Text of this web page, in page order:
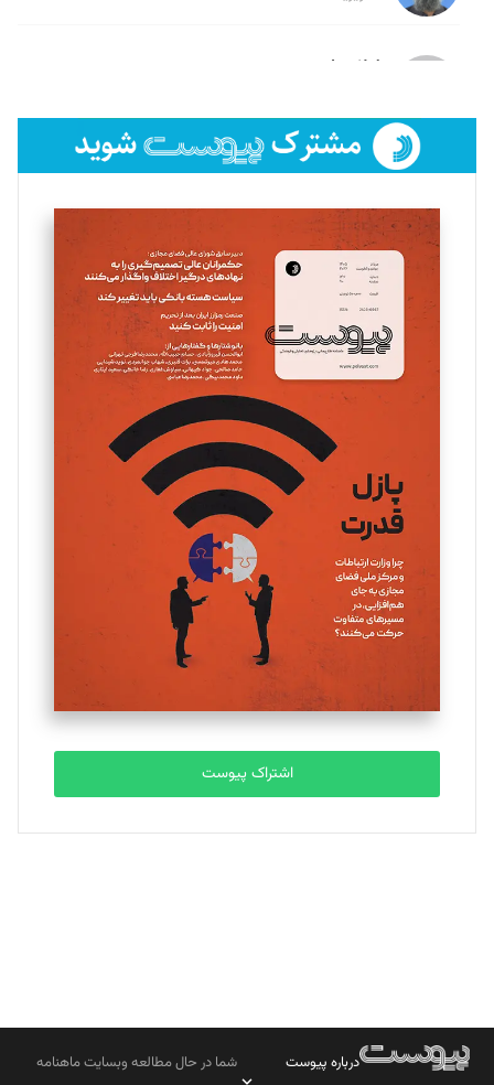
لیلا حنارود
فائزه فتحی رستمی
تحریریه
سروش کرمیان
تحریریه
مینا پاکدل
یسنا امان‌پور
تحریریه
ملینا جعفری
تحریریه
مصطفی مسجدی آرانی
تحریریه
بابک نقاش
تحریریه
اشتراک پیوست
درباره پیوست
شما در حال مطالعه وبسایت ماهنامه